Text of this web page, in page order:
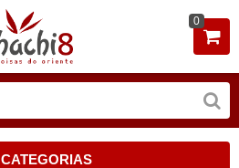
0
CATEGORIAS